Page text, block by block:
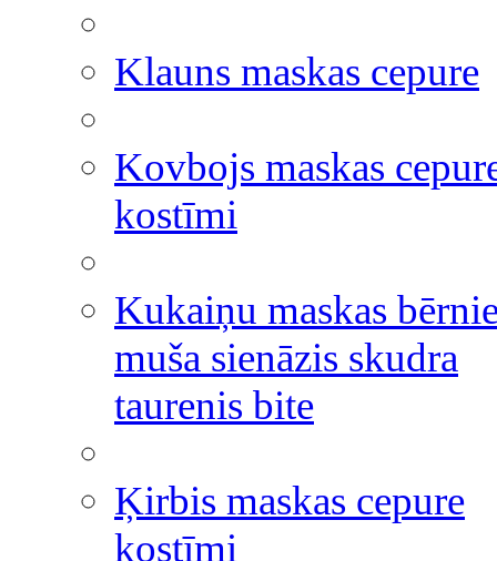
Klauns maskas cepure
Kovbojs maskas
kostīmi
Kukaiņu maskas
muša sienāzis skudra
taurenis bite
Ķirbis maskas cepure
kostīmi